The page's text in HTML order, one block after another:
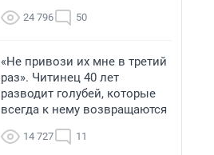
24 796 50
«Не привози их мне в третий
раз». Читинец 40 лет
разводит голубей, которые
всегда к нему возвращаются
14 727 11